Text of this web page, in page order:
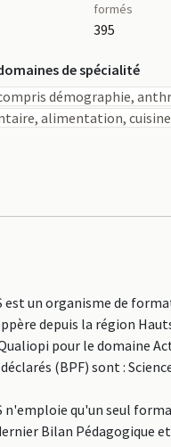
formés
395
de spécialité
démographie,
alimentation, cuisine
est un organisme de
depuis la région
pour le domaine
(BPF) sont :
n'emploie qu'un seul
Bilan Pédagogique